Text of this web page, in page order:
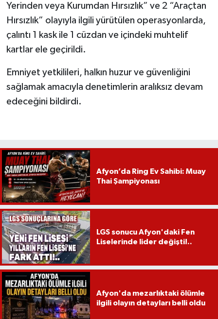
Yerinden veya Kurumdan Hırsızlık” ve 2 “Araçtan
Hırsızlık” olayıyla ilgili yürütülen operasyonlarda,
çalıntı 1 kask ile 1 cüzdan ve içindeki muhtelif
kartlar ele geçirildi.
Emniyet yetkilileri, halkın huzur ve güvenliğini
sağlamak amacıyla denetimlerin aralıksız devam
edeceğini bildirdi.
Afyon’da Ring Ev Sahibi: Muay
Thai Şampiyonası
LGS sonucu Afyon'daki Fen
Liselerinde lider değişti!..
Afyon'da mezarlıktaki ölümle
ilgili olayın detayları belli oldu